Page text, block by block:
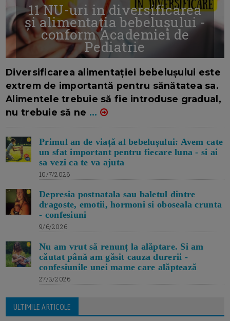
11 NU-uri in diversificarea
și alimentația bebelușului -
conform Academiei de
Pediatrie
Diversificarea alimentației bebelușului este
extrem de importantă pentru sănătatea sa.
Alimentele trebuie să fie introduse gradual,
nu trebuie să ne ...
Primul an de viață al bebelușului: Avem cate
un sfat important pentru fiecare luna - si ai
sa vezi ca te va ajuta
10/7/2026
Depresia postnatala sau baletul dintre
dragoste, emotii, hormoni si oboseala crunta
- confesiuni
9/6/2026
Nu am vrut să renunț la alăptare. Si am
căutat până am găsit cauza durerii -
confesiunile unei mame care alăptează
27/3/2026
ULTIMILE ARTICOLE